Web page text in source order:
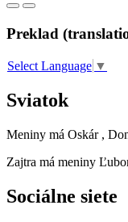
Preklad
Select Language ▼
Sviatok
Meniny má Oskár ,
Zajtra má meniny
Sociálne siete